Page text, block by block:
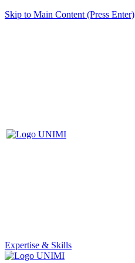
Skip to Main Content (Press Enter)
Expertise & Skills